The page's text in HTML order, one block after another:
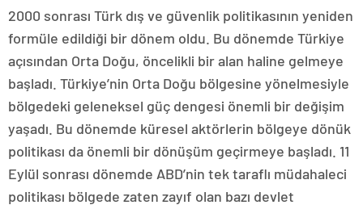
2000 sonrası Türk dış ve güvenlik politikasının yeniden
formüle edildiği bir dönem oldu. Bu dönemde Türkiye
açısından Orta Doğu, öncelikli bir alan haline gelmeye
başladı. Türkiye’nin Orta Doğu bölgesine yönelmesiyle
bölgedeki geleneksel güç dengesi önemli bir değişim
yaşadı. Bu dönemde küresel aktörlerin bölgeye dönük
politikası da önemli bir dönüşüm geçirmeye başladı. 11
Eylül sonrası dönemde ABD’nin tek taraflı müdahaleci
politikası bölgede zaten zayıf olan bazı devlet